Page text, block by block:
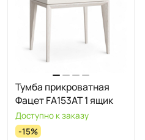
Тумба прикроватная
Фацет FA153AT 1 ящик
Доступно к заказу
-15%